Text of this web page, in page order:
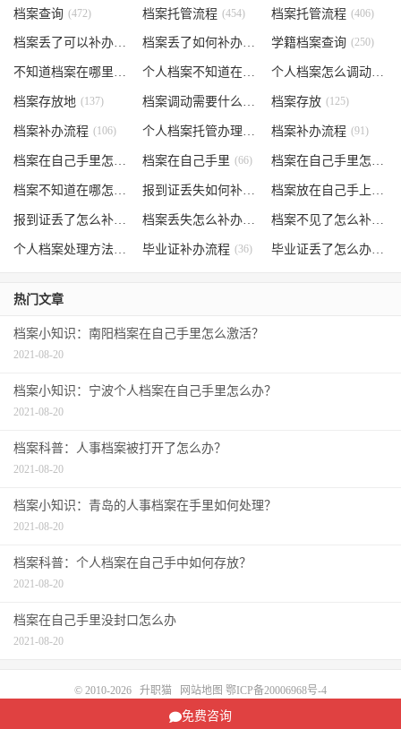
档案查询 (472) 档案托管流程 (454) 档案托管流程 (406)
档案丢了可以补办吗 (371) 档案丢了如何补办 学籍档案查询 (250)
不知道档案在哪里 个人档案不知道在哪儿 (191) 个人档案怎么调动
档案存放地 (137) 档案调动需要什么手续 (130)
档案存放 (125)
档案补办流程 (106) 个人档案托管办理流程 (102)
档案补办流程 (91)
档案在自己手里怎么办 (85)
档案在自己手里 (66) 档案在自己手里怎么处理
档案不知道在哪怎么办 (62) 报到证丢失如何补办 (54) 档案放在自己手上
报到证丢了怎么补办 (52) 档案丢失怎么补办 档案不见了怎么补办
个人档案处理方法 毕业证补办流程 (36) 毕业证丢了怎么办
热门文章
档案小知识：南阳档案在自己手里怎么激活？
2021-08-20
档案小知识：宁波个人档案在自己手里怎么办？
2021-08-20
档案科普：人事档案被打开了怎么办？
2021-08-20
档案小知识：青岛的人事档案在手里如何处理？
2021-08-20
档案科普：个人档案在自己手中如何存放？
2021-08-20
档案在自己手里没封口怎么办
2021-08-20
© 2010-2026 升职猫 网站地图 鄂ICP备20006968号-4
请求次数：89 次，加载用时：0.154 秒，内存占用：6.91 MB
免费咨询